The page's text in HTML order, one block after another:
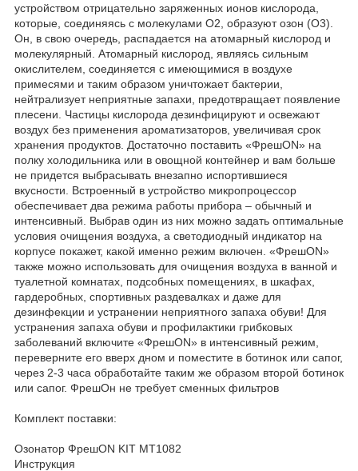
устройством отрицательно заряженных ионов кислорода,
которые, соединяясь с молекулами О2, образуют озон (О3).
Он, в свою очередь, распадается на атомарный кислород и
молекулярный. Атомарный кислород, являясь сильным
окислителем, соединяется с имеющимися в воздухе
примесями и таким образом уничтожает бактерии,
нейтрализует неприятные запахи, предотвращает появление
плесени. Частицы кислорода дезинфицируют и освежают
воздух без применения ароматизаторов, увеличивая срок
хранения продуктов. Достаточно поставить «ФрешON» на
полку холодильника или в овощной контейнер и вам больше
не придется выбрасывать внезапно испортившиеся
вкусности. Встроенный в устройство микропроцессор
обеспечивает два режима работы прибора – обычный и
интенсивный. Выбрав один из них можно задать оптимальные
условия очищения воздуха, а светодиодный индикатор на
корпусе покажет, какой именно режим включен. «ФрешON»
также можно использовать для очищения воздуха в ванной и
туалетной комнатах, подсобных помещениях, в шкафах,
гардеробных, спортивных раздевалках и даже для
дезинфекции и устранении неприятного запаха обуви! Для
устранения запаха обуви и профилактики грибковых
заболеваний включите «ФрешON» в интенсивный режим,
переверните его вверх дном и поместите в ботинок или сапог,
через 2-3 часа обработайте таким же образом второй ботинок
или сапог. ФрешОн не требует сменных фильтров
Комплект поставки:
Озонатор ФрешON KIT MT1082
Инструкция